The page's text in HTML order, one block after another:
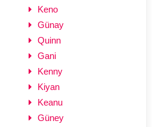
Keno
Günay
Quinn
Gani
Kenny
Kiyan
Keanu
Güney